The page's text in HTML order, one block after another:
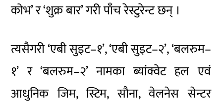
कोभ’ र ‘शुक्र बार’ गरी पाँच रेस्टुरेन्ट छन् ।
त्यसैगरी ‘एबी सुइट–१’, ‘एबी सुइट–२’, ‘बलरुम–
१’ र ‘बलरुम–२’ नामका ब्यांक्वेट हल एवं
आधुनिक जिम, स्टिम, सौना, वेलनेस सेन्टर